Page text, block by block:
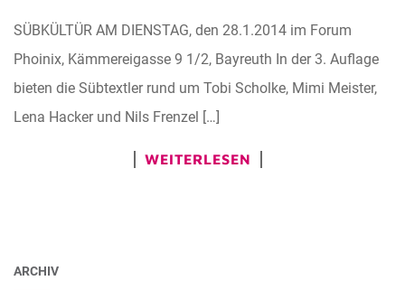
SÜBKÜLTÜR AM DIENSTAG, den 28.1.2014 im Forum
Phoinix, Kämmereigasse 9 1/2, Bayreuth In der 3. Auflage
bieten die Sübtextler rund um Tobi Scholke, Mimi Meister,
Lena Hacker und Nils Frenzel […]
WEITERLESEN
ARCHIV